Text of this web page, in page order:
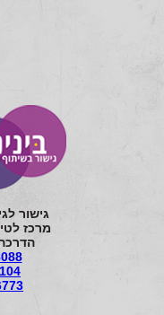
גישור
מרכז